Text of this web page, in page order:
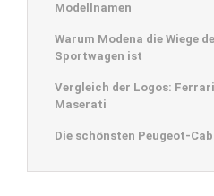
Modellnamen
Warum Modena die Wiege
Sportwagen ist
Vergleich der Logos:
Maserati
Die schönsten Peugeot-